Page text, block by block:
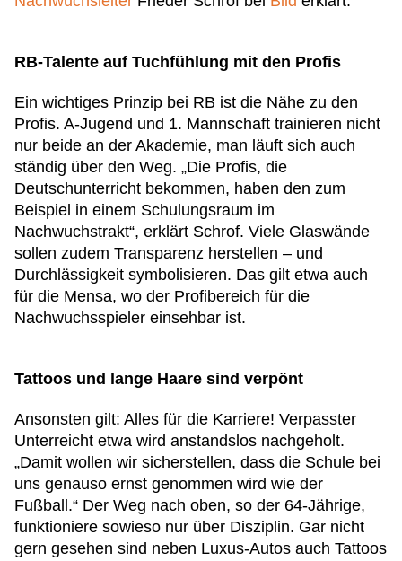
RB-Talente auf Tuchfühlung mit den Profis
Ein wichtiges Prinzip bei RB ist die Nähe zu den
Profis. A-Jugend und 1. Mannschaft trainieren nicht
nur beide an der Akademie, man läuft sich auch
ständig über den Weg. „Die Profis, die
Deutschunterricht bekommen, haben den zum
Beispiel in einem Schulungsraum im
Nachwuchstrakt“, erklärt Schrof. Viele Glaswände
sollen zudem Transparenz herstellen – und
Durchlässigkeit symbolisieren. Das gilt etwa auch
für die Mensa, wo der Profibereich für die
Nachwuchsspieler einsehbar ist.
Tattoos und lange Haare sind verpönt
Ansonsten gilt: Alles für die Karriere! Verpasster
Unterreicht etwa wird anstandslos nachgeholt.
„Damit wollen wir sicherstellen, dass die Schule bei
uns genauso ernst genommen wird wie der
Fußball.“ Der Weg nach oben, so der 64-Jährige,
funktioniere sowieso nur über Disziplin. Gar nicht
gern gesehen sind neben Luxus-Autos auch Tattoos